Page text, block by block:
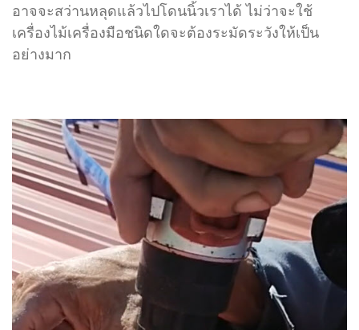
อาจจะสว่านหลุดแล้วไปโดนนิ้วเราได้ ไม่ว่าจะใช้
เครื่องไม้เครื่องมือชนิดใดจะต้องระมัดระวังให้เป็น
อย่างมาก